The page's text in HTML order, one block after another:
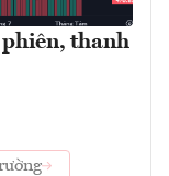
thanh